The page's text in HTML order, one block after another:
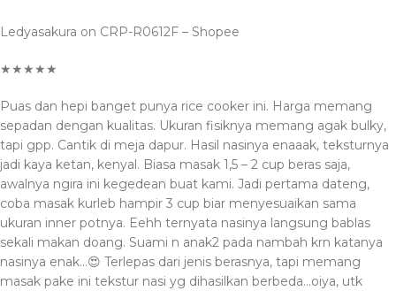
Ledyasakura on CRP-R0612F – Shopee
★★★★★
Puas dan hepi banget punya rice cooker ini. Harga memang
sepadan dengan kualitas. Ukuran fisiknya memang agak bulky,
tapi gpp. Cantik di meja dapur. Hasil nasinya enaaak, teksturnya
jadi kaya ketan, kenyal. Biasa masak 1,5 – 2 cup beras saja,
awalnya ngira ini kegedean buat kami. Jadi pertama dateng,
coba masak kurleb hampir 3 cup biar menyesuaikan sama
ukuran inner potnya. Eehh ternyata nasinya langsung bablas
sekali makan doang. Suami n anak2 pada nambah krn katanya
nasinya enak…😍 Terlepas dari jenis berasnya, tapi memang
masak pake ini tekstur nasi yg dihasilkan berbeda…oiya, utk